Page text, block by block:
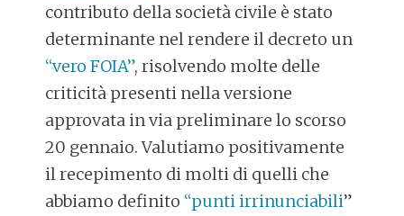
contributo della società civile è stato
determinante nel rendere il decreto un
“vero FOIA”, risolvendo molte delle
criticità presenti nella versione
approvata in via preliminare lo scorso
20 gennaio. Valutiamo positivamente
il recepimento di molti di quelli che
abbiamo definito “punti irrinunciabili”